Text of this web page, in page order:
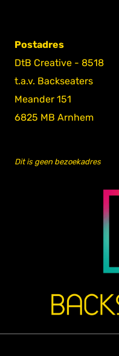
Postadres
DtB Creative - 8518
t.a.v. Backseaters
Meander 151
6825 MB Arnhem
Dit is geen bezoekadres